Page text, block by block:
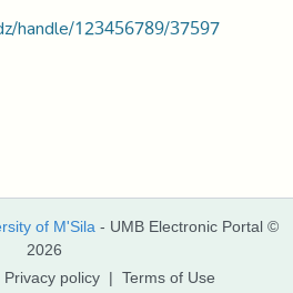
handle/123456789/37597
of M'Sila - UMB Electronic Portal ©
2026
Privacy policy | Terms of Use